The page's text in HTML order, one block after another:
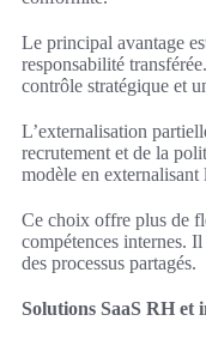
Le principal avantage
responsabilité
contrôle stratégique et
L’externalisation
recrutement et de la
modèle en
Ce choix offre plus de
compétences internes.
des processus partagés.
Solutions SaaS RH et